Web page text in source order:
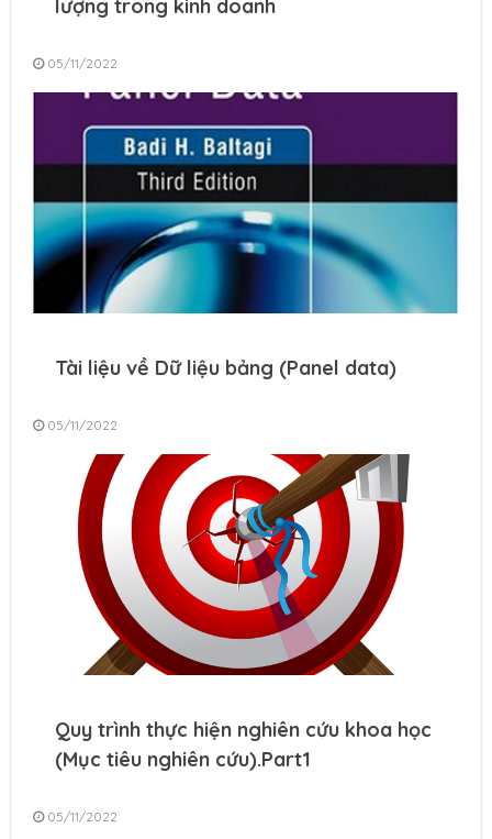
lượng trong kinh doanh
05/11/2022
Tài liệu về Dữ liệu bảng (Panel data)
05/11/2022
Quy trình thực hiện nghiên cứu khoa học
(Mục tiêu nghiên cứu).Part1
05/11/2022